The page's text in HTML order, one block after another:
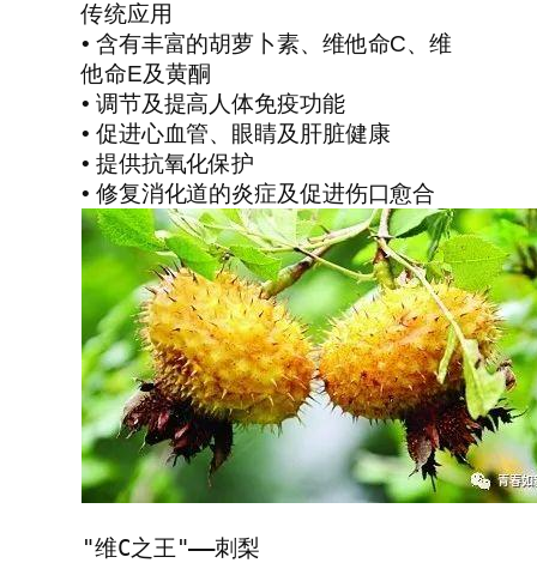
传统应用
• 含有丰富的胡萝卜素、维他命C、维
他命E及黄酮
• 调节及提高人体免疫功能
• 促进心血管、眼睛及肝脏健康
• 提供抗氧化保护
• 修复消化道的炎症及促进伤口愈合
"维C之王"——刺梨